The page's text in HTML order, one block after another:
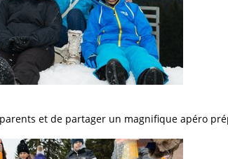
et de partager un magnifique apéro